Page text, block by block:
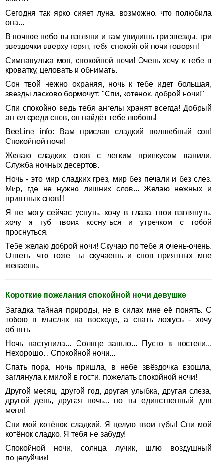
Сегодня так ярко сияет луна, возможно, что полюбила
она...
В ночное небо ты взгляни и там увидишь три звезды, три
звездочки вверху горят, тебя спокойной ночи говорят!
Симпапулька моя, спокойной ночи! Очень хочу к тебе в
кроватку, целовать и обнимать.
Сон твой нежно охраняя, ночь к тебе идет большая,
звезды ласково бормочут: "Спи, котенок, доброй ночи!"
Спи спокойно ведь тебя ангелы хранят всегда! Добрый
ангел среди снов, он найдёт тебе любовь!
BeeLine info: Вам прислан сладкий волшебный сон!
Спокойной ночи!
Желаю сладких снов с легким привкусом ванили.
Служба ночных десертов.
Ночь - это мир сладких грез, мир без печали и без слез.
Мир, где не нужно лишних слов... Желаю нежных и
приятных снов!!!
Я не могу сейчас уснуть, хочу в глаза твои взглянуть,
хочу я губ твоих коснуться и утречком с тобой
проснуться.
Тебе желаю доброй ночи! Скучаю по тебе я очень-очень.
Ответь, что тоже ты скучаешь и снов приятных мне
желаешь.
Короткие пожелания спокойной ночи девушке
Загадка тайная природы, не в силах мне её понять. С
тобою в мыслях на восходе, а спать ложусь - хочу
обнять!
Ночь наступила... Солнце зашло... Пусто в постели...
Нехорошо... Спокойной ночи...
Спать пора, ночь пришла, в небе звёздочка взошла,
заглянула к милой в гости, пожелать спокойной ночи!
Другой месяц, другой год, другая улыбка, другая слеза,
другой день, другая ночь... но ты единственный для
меня!
Спи мой котёнок сладкий. Я целую твои губы! Спи мой
котёнок сладко. Я тебя не забуду!
Спокойной ночи, солнца лучик, шлю воздушный
поцелуйчик!